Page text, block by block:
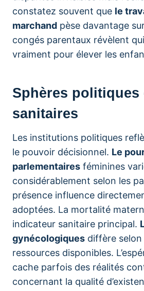
constatez souvent que le
marchand pèse davantage
congés parentaux révèlent qui
vraiment pour élever les
Sphères politiques
sanitaires
Les institutions politiques
le pouvoir décisionnel. Le
parlementaires féminines
considérablement selon les
présence influence
adoptées. La mortalité
indicateur sanitaire principal.
gynécologiques diffère
ressources disponibles.
cache parfois des réalités
concernant la qualité